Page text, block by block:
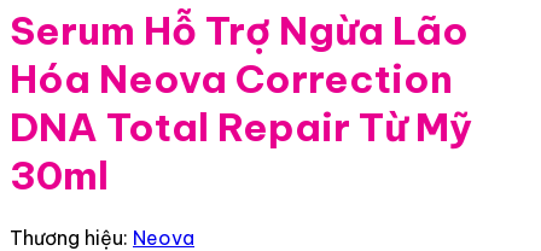
Serum Hỗ Trợ Ngừa Lão
Hóa Neova Correction
DNA Total Repair Từ Mỹ
30ml
Thương hiệu: Neova